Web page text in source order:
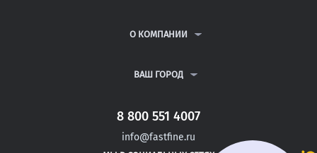
РЕФЕРАТЫ
ВОПРОСЫ И ОТВЕТЫ
ПОЛИТИКА КОНФИДЕНЦИАЛЬНОСТИ
О КОМПАНИИ
КОНТАКТЫ
ВАШ ГОРОД
САНКТ-ПЕТЕРБУРГ
ДОНЕЦК
САЛЬСК
8 800 551 4007
info@fastfine.ru